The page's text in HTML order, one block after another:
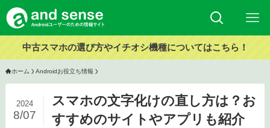
中古スマホの選び方やイチオシ機種についてはこちら！
ホーム Androidお役立ち情報
スマホの文字化けの直し方は？お
すすめのサイトやアプリも紹介
2024
8/07